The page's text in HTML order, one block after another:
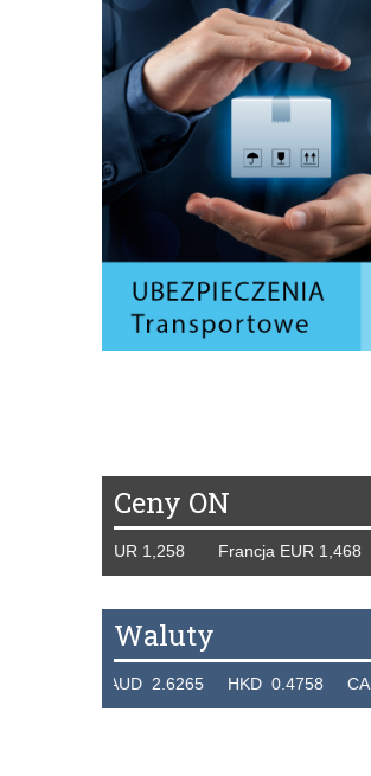
Ceny ON
EUR 1,258 Francja EUR 1,468
Waluty
AUD 2.6265 HKD 0.4758 CAD